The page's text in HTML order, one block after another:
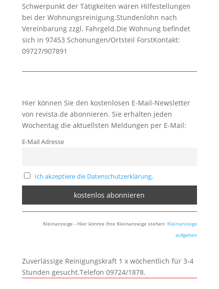
Schwerpunkt der Tätigkeiten wären Hilfestellungen
bei der Wohnungsreinigung.Stundenlohn nach
Vereinbarung zzgl. Fahrgeld.Die Wohnung befindet
sich in 97453 Schonungen/Ortsteil ForstKontakt:
09727/907891
Hier können Sie den kostenlosen E-Mail-Newsletter
von revista.de abonnieren. Sie erhalten jeden
Wochentag die aktuellsten Meldungen per E-Mail:
E-Mail Adresse
Ich akzeptiere die Datenschutzerklärung.
Kleinanzeige - Hier könnte Ihre Kleinanzeige stehen: Kleinanzeige
aufgeben
Zuverlässige Reinigungskraft 1 x wöchentlich für 3-4
Stunden gesucht.Telefon 09724/1878.